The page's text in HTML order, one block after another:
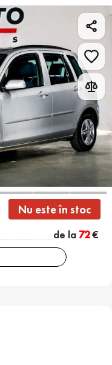
Nu este în stoc
de la 72€